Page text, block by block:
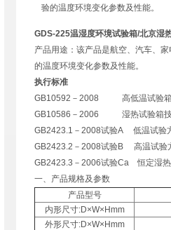
验的温度环境变化参数及性能。
GDS-225温湿度环境试验箱/北京湿
产品用途：该产品是航空、汽车、
的温度环境变化参数及性能。
执行标准
GB10592－2008 高低温试验箱
GB10586－2006 湿热试验
GB2423.1－2008试验A 低温试验
GB2423.2－2008试验B 高温试验
GB2423.3－2006试验Ca 恒定湿
一、产品规格及参数
产品型号
内形尺寸:D×W×Hmm
外形尺寸:D×W×Hmm